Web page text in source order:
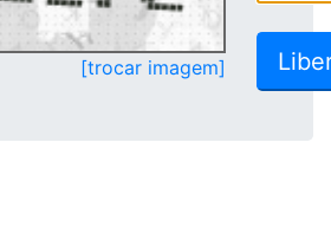
[trocar imagem]